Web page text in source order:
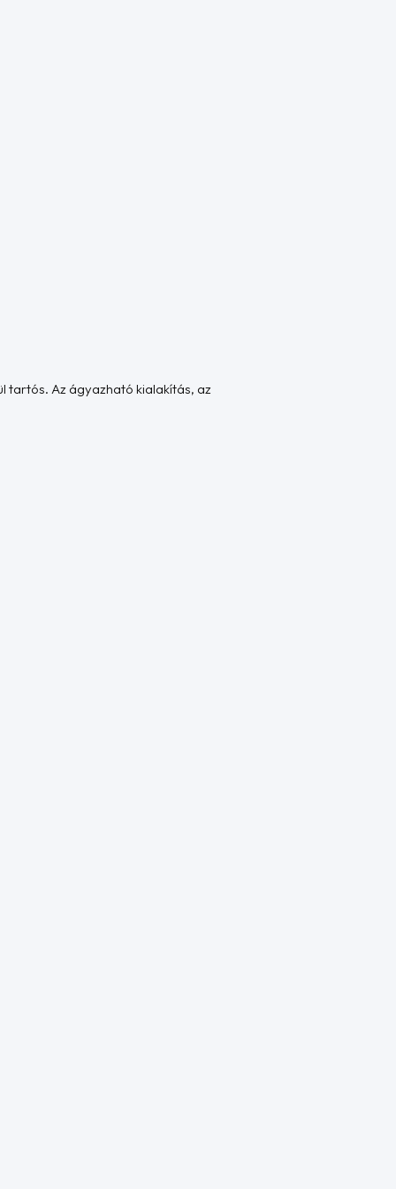
tartós. Az ágyazható kialakítás, az